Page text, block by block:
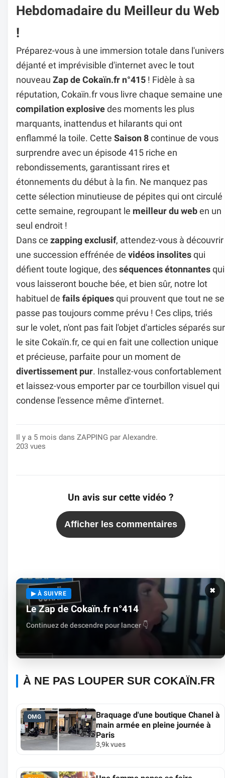
Hebdomadaire du Meilleur du Web
!
Préparez-vous à une immersion totale dans l'univers
déjanté et imprévisible d'internet avec le tout
nouveau Zap de Cokaïn.fr n°415 ! Fidèle à sa
réputation, Cokaïn.fr vous livre chaque semaine une
compilation explosive des moments les plus
marquants, inattendus et hilarants qui ont
enflammé la toile. Cette Saison 8 continue de vous
surprendre avec un épisode 415 riche en
rebondissements, garantissant rires et
étonnements du début à la fin. Ne manquez pas
cette sélection minutieuse de pépites qui ont circulé
cette semaine, regroupant le meilleur du web en un
seul endroit !
Dans ce zapping exclusif, attendez-vous à découvrir
une succession effrénée de vidéos insolites qui
défient toute logique, des séquences étonnantes qui
vous laisseront bouche bée, et bien sûr, notre lot
habituel de fails épiques qui prouvent que tout ne se
passe pas toujours comme prévu ! Ces clips, triés
sur le volet, n'ont pas fait l'objet d'articles séparés sur
le site Cokaïn.fr, ce qui en fait une collection unique
et précieuse, parfaite pour un moment de
divertissement pur. Installez-vous confortablement
et laissez-vous emporter par ce tourbillon visuel qui
condense l'essence même d'internet.
Il y a 5 mois dans ZAPPING par Alexandre.
203 vues
Un avis sur cette vidéo ?
Afficher les commentaires
✖
▶ À SUIVRE
Le Zap de Cokaïn.fr n°414
Continuez de descendre pour lancer 👇
À NE PAS LOUPER SUR COKAÏN.FR
OMG
Braquage d'une boutique Chanel à
main armée en pleine journée à
Paris
3,9k vues